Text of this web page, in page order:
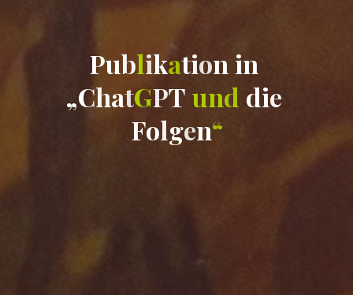
Publikation in
„ChatGPT und die
Folgen“